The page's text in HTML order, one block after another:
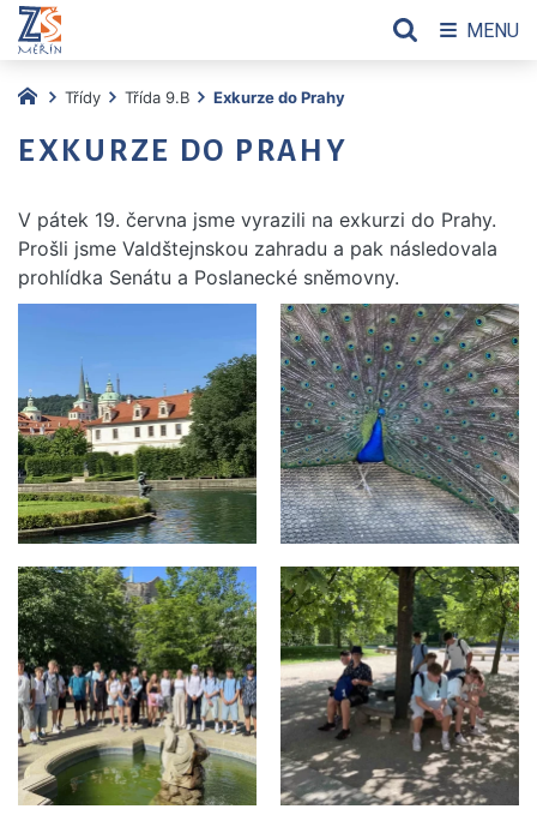
Třídy Třída 9.B Exkurze do Prahy
EXKURZE DO PRAHY
V pátek 19. června jsme vyrazili na exkurzi do Prahy.
Prošli jsme Valdštejnskou zahradu a pak následovala
prohlídka Senátu a Poslanecké sněmovny.
MENU